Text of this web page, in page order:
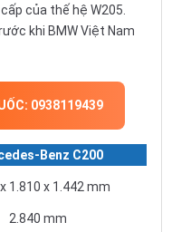
của thế hệ W205.
khi BMW Việt Nam
0938119439
Benz C200
1.810 x 1.442 mm
2.840 mm